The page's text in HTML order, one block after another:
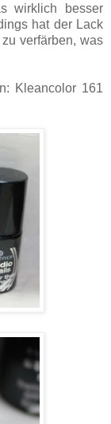
wirklich besser
hat der Lack
verfärben, was
Kleancolor 161